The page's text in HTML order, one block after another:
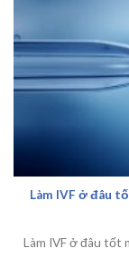
Làm IVF ở đâu
Làm IVF ở đâu tốt